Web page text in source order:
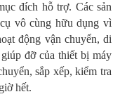
đích hỗ trợ. Các sản
vô cùng hữu dụng vì
động vận chuyển, di
đỡ của thiết bị máy
sắp xếp, kiểm tra
hết.